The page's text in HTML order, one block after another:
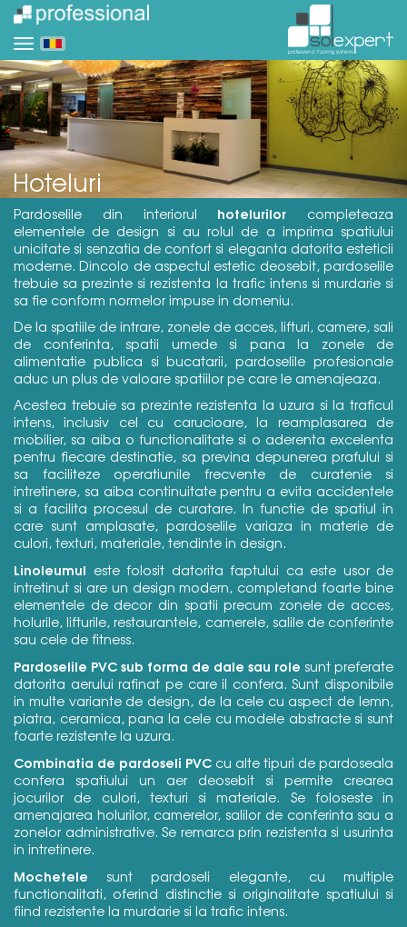
Hoteluri
Pardoselile din interiorul hotelurilor completeaza
elementele de design si au rolul de a imprima spatiului
unicitate si senzatia de confort si eleganta datorita esteticii
moderne. Dincolo de aspectul estetic deosebit, pardoselile
trebuie sa prezinte si rezistenta la trafic intens si murdarie si
sa fie conform normelor impuse in domeniu.
De la spatiile de intrare, zonele de acces, lifturi, camere, sali
de conferinta, spatii umede si pana la zonele de
alimentatie publica si bucatarii, pardoselile profesionale
aduc un plus de valoare spatiilor pe care le amenajeaza.
Acestea trebuie sa prezinte rezistenta la uzura si la traficul
intens, inclusiv cel cu carucioare, la reamplasarea de
mobilier, sa aiba o functionalitate si o aderenta excelenta
pentru fiecare destinatie, sa previna depunerea prafului si
sa faciliteze operatiunile frecvente de curatenie si
intretinere, sa aiba continuitate pentru a evita accidentele
si a facilita procesul de curatare. In functie de spatiul in
care sunt amplasate, pardoselile variaza in materie de
culori, texturi, materiale, tendinte in design.
Linoleumul este folosit datorita faptului ca este usor de
intretinut si are un design modern, completand foarte bine
elementele de decor din spatii precum zonele de acces,
holurile, lifturile, restaurantele, camerele, salile de conferinte
sau cele de fitness.
Pardoselile PVC sub forma de dale sau role sunt preferate
datorita aerului rafinat pe care il confera. Sunt disponibile
in multe variante de design, de la cele cu aspect de lemn,
piatra, ceramica, pana la cele cu modele abstracte si sunt
foarte rezistente la uzura.
Combinatia de pardoseli PVC cu alte tipuri de pardoseala
confera spatiului un aer deosebit si permite crearea
jocurilor de culori, texturi si materiale. Se foloseste in
amenajarea holurilor, camerelor, salilor de conferinta sau a
zonelor administrative. Se remarca prin rezistenta si usurinta
in intretinere.
Mochetele sunt pardoseli elegante, cu multiple
functionalitati, oferind distinctie si originalitate spatiului si
fiind rezistente la murdarie si la trafic intens.